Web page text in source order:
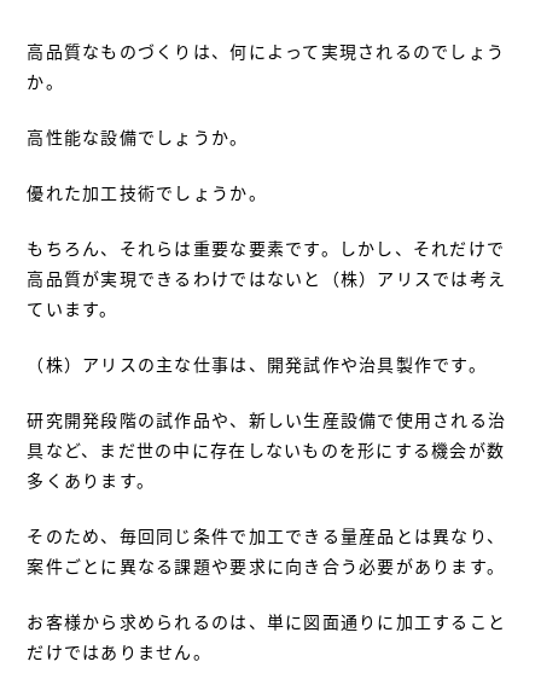
高品質なものづくりは、何によって実現されるのでしょう
か。
高性能な設備でしょうか。
優れた加工技術でしょうか。
もちろん、それらは重要な要素です。しかし、それだけで
高品質が実現できるわけではないと（株）アリスでは考え
ています。
（株）アリスの主な仕事は、開発試作や治具製作です。
研究開発段階の試作品や、新しい生産設備で使用される治
具など、まだ世の中に存在しないものを形にする機会が数
多くあります。
そのため、毎回同じ条件で加工できる量産品とは異なり、
案件ごとに異なる課題や要求に向き合う必要があります。
お客様から求められるのは、単に図面通りに加工すること
だけではありません。